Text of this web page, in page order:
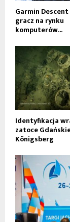
Garmin
gracz na rynku
komputerów...
Identyfikacja
zatoce
Königsberg